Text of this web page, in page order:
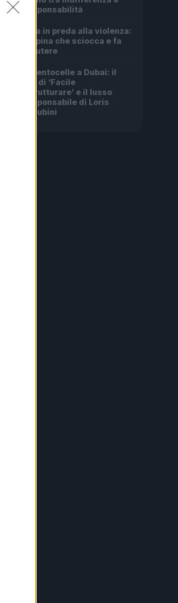
irresponsabilità
Roma in preda alla violenza:
la rapina che sciocca e fa
discutere
Da Centocelle a Dubai: il
crac di ‘Facile
Ristrutturare’ e il lusso
irresponsabile di Loris
Cherubini